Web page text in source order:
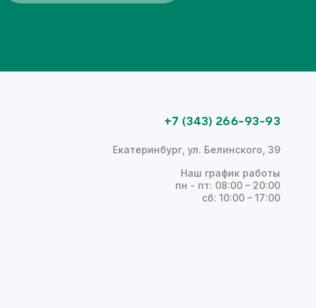
+7 (343) 266-93-93
Екатеринбург, ул. Белинского, 39
Наш график работы
пн - пт: 08:00 – 20:00
сб: 10:00 – 17:00